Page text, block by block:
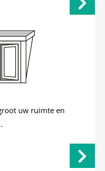
uw ruimte en